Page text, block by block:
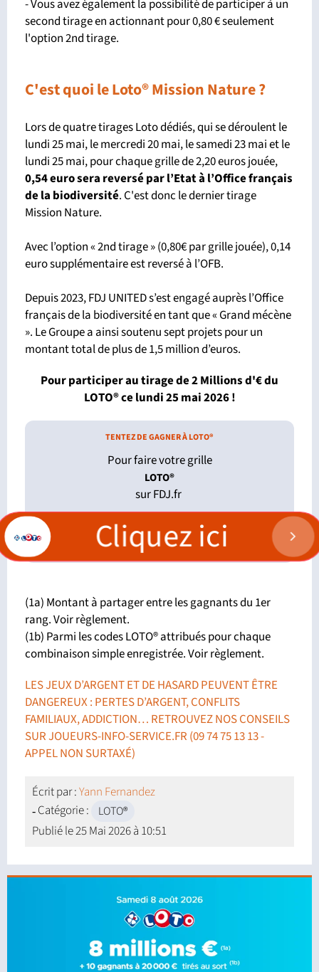
- Vous avez également la possibilité de participer à un
second tirage en actionnant pour 0,80 € seulement
l'option 2nd tirage.
C'est quoi le Loto® Mission Nature ?
Lors de quatre tirages Loto dédiés, qui se déroulent le
lundi 25 mai, le mercredi 20 mai, le samedi 23 mai et le
lundi 25 mai, pour chaque grille de 2,20 euros jouée,
0,54 euro sera reversé par l’Etat à l’Office français
de la biodiversité. C'est donc le dernier tirage
Mission Nature.
Avec l’option « 2nd tirage » (0,80€ par grille jouée), 0,14
euro supplémentaire est reversé à l’OFB.
Depuis 2023, FDJ UNITED s’est engagé auprès l’Office
français de la biodiversité en tant que « Grand mécène
». Le Groupe a ainsi soutenu sept projets pour un
montant total de plus de 1,5 million d’euros.
Pour participer au tirage de 2 Millions d'€ du
LOTO®ce lundi 25 mai 2026 !
TENTEZ DE GAGNER À LOTO®
Pour faire votre grille
LOTO®
sur FDJ.fr
Cliquez ici
(1a) Montant à partager entre les gagnants du 1er
rang. Voir règlement.
(1b) Parmi les codes LOTO® attribués pour chaque
combinaison simple enregistrée. Voir règlement.
LES JEUX D’ARGENT ET DE HASARD PEUVENT ÊTRE
DANGEREUX : PERTES D’ARGENT, CONFLITS
FAMILIAUX, ADDICTION… RETROUVEZ NOS CONSEILS
SURJOUEURS-INFO-SERVICE.FR (09 74 75 13 13 -
APPEL NON SURTAXÉ)
Écrit par :Yann Fernandez
Catégorie :
LOTO®
Publié le25 Mai 2026 à 10:51